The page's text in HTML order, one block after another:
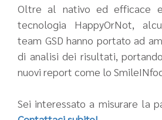
Oltre al nativo ed efficace
tecnologia HappyOrNot,
team GSD hanno portato ad
di analisi dei risultati,
nuovi report come lo
Sei interessato a misurare la